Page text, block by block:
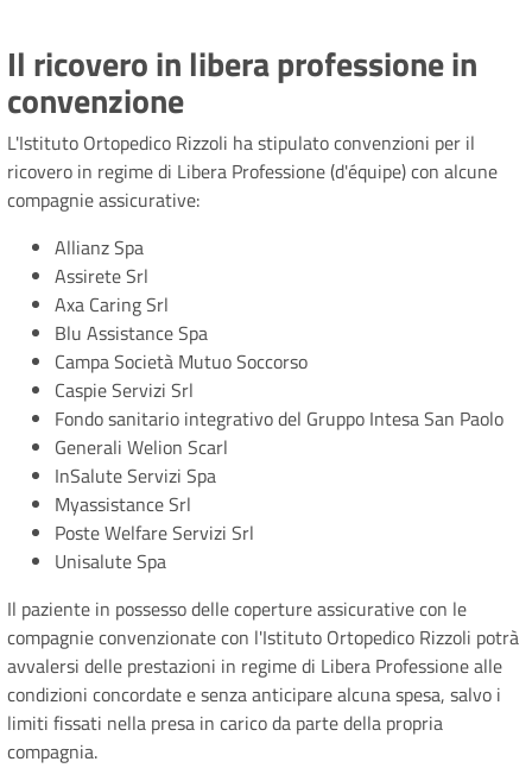
Il ricovero in libera professione in
convenzione
L'Istituto Ortopedico Rizzoli ha stipulato convenzioni per il
ricovero in regime di Libera Professione (d'équipe) con alcune
compagnie assicurative:
Allianz Spa
Assirete Srl
Axa Caring Srl
Blu Assistance Spa
Campa Società Mutuo Soccorso
Caspie Servizi Srl
Fondo sanitario integrativo del Gruppo Intesa San Paolo
Generali Welion Scarl
InSalute Servizi Spa
Myassistance Srl
Poste Welfare Servizi Srl
Unisalute Spa
Il paziente in possesso delle coperture assicurative con le
compagnie convenzionate con l'Istituto Ortopedico Rizzoli potrà
avvalersi delle prestazioni in regime di Libera Professione alle
condizioni concordate e senza anticipare alcuna spesa, salvo i
limiti fissati nella presa in carico da parte della propria
compagnia.